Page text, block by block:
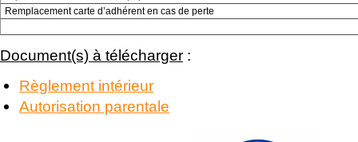
Remplacement carte d’adhérent en cas de perte
Document(s) à télécharger :
Règlement intérieur
Autorisation parentale